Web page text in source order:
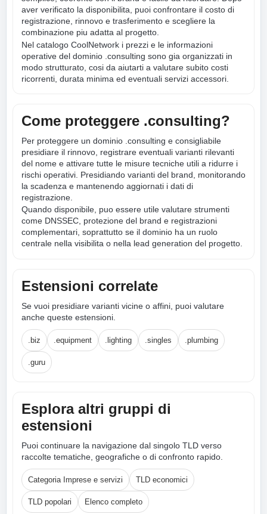
aver verificato la disponibilita, puoi confrontare il costo di
registrazione, rinnovo e trasferimento e scegliere la
combinazione piu adatta al progetto.
Nel catalogo CoolNetwork i prezzi e le informazioni
operative del dominio .consulting sono gia organizzati in
modo strutturato, cosi da aiutarti a valutare subito costi
ricorrenti, durata minima ed eventuali servizi accessori.
Come proteggere .consulting?
Per proteggere un dominio .consulting e consigliabile
presidiare il rinnovo, registrare eventuali varianti rilevanti
del nome e attivare tutte le misure tecniche utili a ridurre i
rischi operativi. Presidiando varianti del brand, monitorando
la scadenza e mantenendo aggiornati i dati di
registrazione.
Quando disponibile, puo essere utile valutare strumenti
come DNSSEC, protezione del brand e registrazioni
complementari, soprattutto se il dominio ha un ruolo
centrale nella visibilita o nella lead generation del progetto.
Estensioni correlate
Se vuoi presidiare varianti vicine o affini, puoi valutare
anche queste estensioni.
.biz .equipment .lighting .singles .plumbing
.guru
Esplora altri gruppi di
estensioni
Puoi continuare la navigazione dal singolo TLD verso
raccolte tematiche, geografiche o di confronto rapido.
Categoria Imprese e servizi TLD economici
TLD popolari Elenco completo